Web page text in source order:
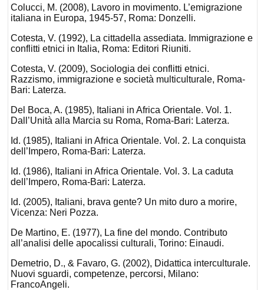
Colucci, M. (2008), Lavoro in movimento. L’emigrazione
italiana in Europa, 1945-57, Roma: Donzelli.
Cotesta, V. (1992), La cittadella assediata. Immigrazione e
conflitti etnici in Italia, Roma: Editori Riuniti.
Cotesta, V. (2009), Sociologia dei conflitti etnici.
Razzismo, immigrazione e società multiculturale, Roma-
Bari: Laterza.
Del Boca, A. (1985), Italiani in Africa Orientale. Vol. 1.
Dall’Unità alla Marcia su Roma, Roma-Bari: Laterza.
Id. (1985), Italiani in Africa Orientale. Vol. 2. La conquista
dell’Impero, Roma-Bari: Laterza.
Id. (1986), Italiani in Africa Orientale. Vol. 3. La caduta
dell’Impero, Roma-Bari: Laterza.
Id. (2005), Italiani, brava gente? Un mito duro a morire,
Vicenza: Neri Pozza.
De Martino, E. (1977), La fine del mondo. Contributo
all’analisi delle apocalissi culturali, Torino: Einaudi.
Demetrio, D., & Favaro, G. (2002), Didattica interculturale.
Nuovi sguardi, competenze, percorsi, Milano:
FrancoAngeli.